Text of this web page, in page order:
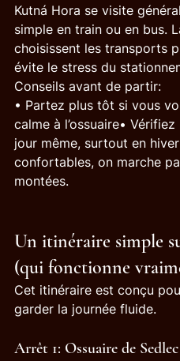
Kutná Hora se visite
simple en train ou en bus.
choisissent les transports
évite le stress du
Conseils avant de partir:
• Partez plus tôt si vous
calme à l’ossuaire•
jour même, surtout en
confortables, on marche
montées.
Un itinéraire simple
(qui fonctionne
Cet itinéraire est conçu
garder la journée fluide.
Arrêt 1: Ossuaire de Sedlec